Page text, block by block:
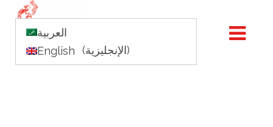
العربية
English
(الإنجليزية)
طلبات التوصيل